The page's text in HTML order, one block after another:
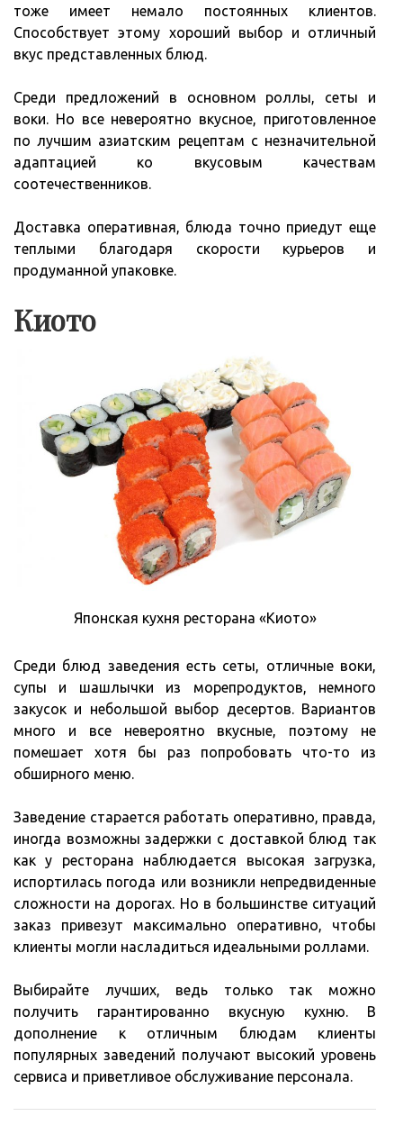
тоже имеет немало постоянных клиентов.
Способствует этому хороший выбор и отличный
вкус представленных блюд.
Среди предложений в основном роллы, сеты и
воки. Но все невероятно вкусное, приготовленное
по лучшим азиатским рецептам с незначительной
адаптацией ко вкусовым качествам
соотечественников.
Доставка оперативная, блюда точно приедут еще
теплыми благодаря скорости курьеров и
продуманной упаковке.
Киото
Японская кухня ресторана «Киото»
Среди блюд заведения есть сеты, отличные воки,
супы и шашлычки из морепродуктов, немного
закусок и небольшой выбор десертов. Вариантов
много и все невероятно вкусные, поэтому не
помешает хотя бы раз попробовать что-то из
обширного меню.
Заведение старается работать оперативно, правда,
иногда возможны задержки с доставкой блюд так
как у ресторана наблюдается высокая загрузка,
испортилась погода или возникли непредвиденные
сложности на дорогах. Но в большинстве ситуаций
заказ привезут максимально оперативно, чтобы
клиенты могли насладиться идеальными роллами.
Выбирайте лучших, ведь только так можно
получить гарантированно вкусную кухню. В
дополнение к отличным блюдам клиенты
популярных заведений получают высокий уровень
сервиса и приветливое обслуживание персонала.